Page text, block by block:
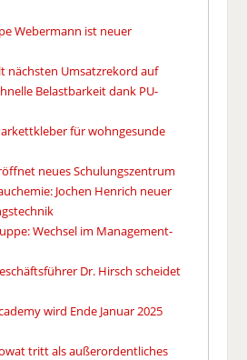
Webermann ist neuer
nächsten Umsatzrekord auf
Belastbarkeit dank PU-
für wohngesunde
neues Schulungszentrum
Jochen Henrich neuer
Wechsel im Management-
Dr. Hirsch scheidet
wird Ende Januar 2025
tritt als außerordentliches